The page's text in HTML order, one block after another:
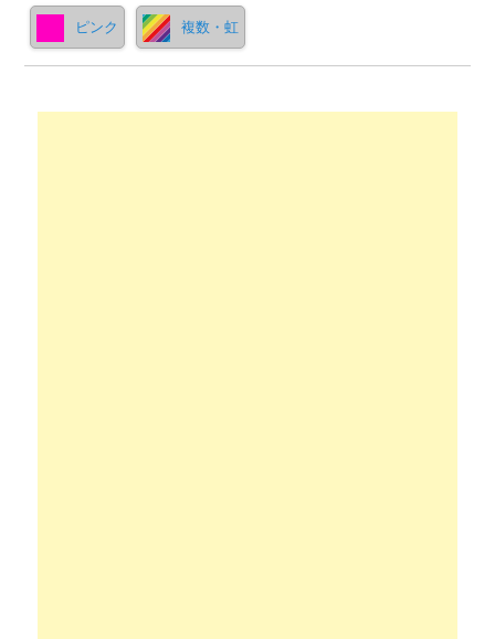
ピンク 複数・虹